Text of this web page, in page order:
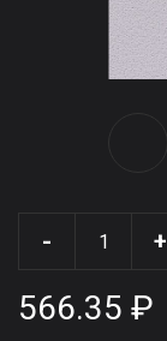
- +
566.35 ₽